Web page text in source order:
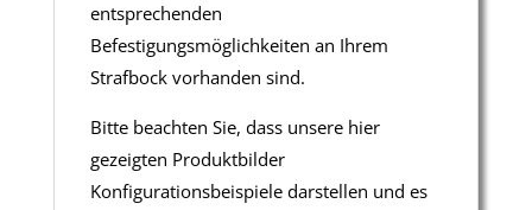
entsprechenden
Befestigungsmöglichkeiten an Ihrem
Strafbock vorhanden sind.
Bitte beachten Sie, dass unsere hier
gezeigten Produktbilder
Konfigurationsbeispiele darstellen und es